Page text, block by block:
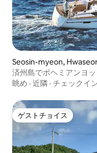
Seosin-myeon,
済州島でボヘミアンヨ
しょう〜！
眺め · 近隣 · チェックイ
ゲストチョイス
ゲストチョイス